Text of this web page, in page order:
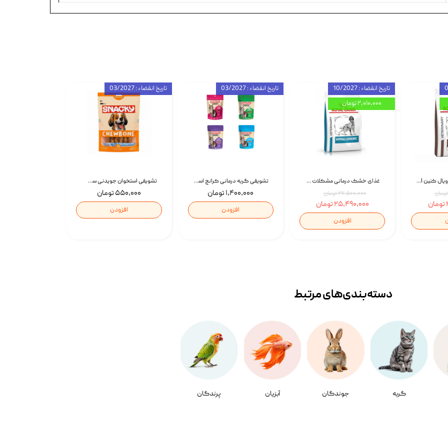
تشویقی استخوان جویدنی سگ اسنکی کرانچی با طعم مرغ Snacky Crunchy Munchy وزن 100 گرم
۵۵۰,۰۰۰ تومان
افزودن
تاریخ انقضاء : 03/2027
تشویقی گربه درمانی کرانچ اسنکی با طعم میکس Snacky Crunch Cat Treats وزن 60 گرم بسته 4 عددی
۱,۴۰۰,۰۰۰ تومان
افزودن
تاریخ انقضاء : 03/2027
غذای خشک درمانی مشکلات گوارشی سگ رویال کنین Royal Canin Hypoallergenic وزن 7 کیلوگرم | پت استوک
۲۷,۵۰۰,۰۰۰ تومان
۲۵,۴۹۰,۰۰۰ تومان
افزودن
تاریخ انقضاء : 10/2027
۲,۰۱۰,۰۰۰ تومان
غذای خشک سگ رویال کنین Royal Canin Gastrointestinal وزن 7.5 کیلوگرم | پت استوک
گربه جوندگان آبزیان پرندگان
دسته‌بندی‌‌های مرتبط